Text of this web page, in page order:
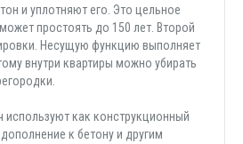
и уплотняют его. Это цельное
простоять до 150 лет. Второй
Несущую функцию выполняет
внутри квартиры можно убирать
используют как конструкционный
к бетону и другим